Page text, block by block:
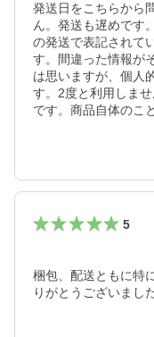
発送日をこちらから
ん。発送も遅めです
の発送で表記されて
す。間違った情報が
は思いますが、個人
す。2度と利用しま
です。商品自体のこ
5
梱包、配送ともに特
りがとうございました